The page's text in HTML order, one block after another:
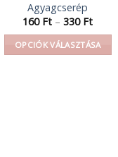
Agyagcserép
160 Ft – 330 Ft
-
330 Ft
OPCIÓK VÁLASZTÁSA